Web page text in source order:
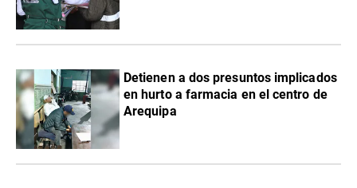
Detienen a dos presuntos implicados
en hurto a farmacia en el centro de
Arequipa